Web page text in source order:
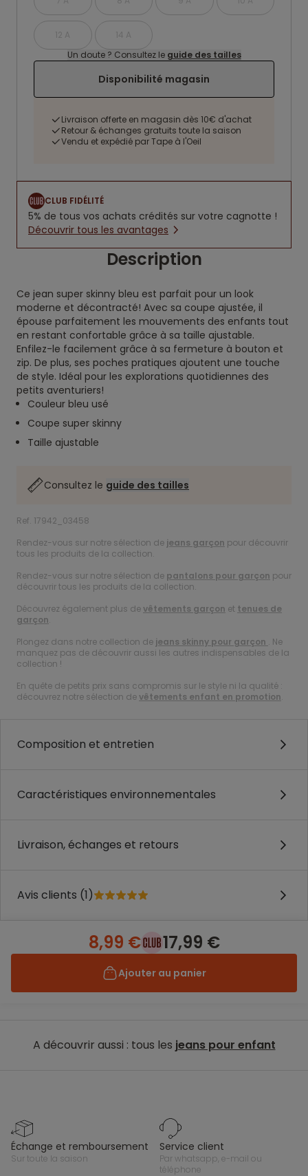
12 A
14 A
Un doute ? Consultez le guide des tailles
Disponibilité magasin
Livraison offerte en magasin dès 10€ d'achat
Retour & échanges gratuits toute la saison
Vendu et expédié par Tape à l'Oeil
CLUB FIDÉLITÉ
5% de tous vos achats crédités sur votre cagnotte !
Découvrir tous les avantages
Description
Ce jean super skinny bleu est parfait pour un look
moderne et décontracté! Avec sa coupe ajustée, il
épouse parfaitement les mouvements des enfants tout
en restant confortable grâce à sa taille ajustable.
Enfilez-le facilement grâce à sa fermeture à bouton et
zip. De plus, ses poches pratiques ajoutent une touche
de style. Idéal pour les explorations quotidiennes des
petits aventuriers!
Couleur bleu usé
Coupe super skinny
Taille ajustable
Consultez le guide des tailles
Ref. 17942_03458
Rendez-vous sur notre sélection de jeans garçon pour découvrir
tous les produits de la collection.
Rendez-vous sur notre sélection de pantalons pour garçon pour
découvrir tous les produits de la collection.
Découvrez également plus devêtements garçon et tenues de
garçon.
Plongez dans notre collection de jeans skinny pour garçon . Ne
manquez pas de découvrir aussi les autres indispensables de la
collection !
En quête de petits prix sans compromis sur le style ni la qualité :
découvrez notre sélection devêtements enfant en promotion.
Composition et entretien
Caractéristiques environnementales
Livraison, échanges et retours
Avis clients (1)
8,99 € 17,99 €
Ajouter au panier
A découvrir aussi : tous les jeans pour enfant
échange et remboursement
sur toute la saison
service client
par whatsapp, e-mail ou
téléphone